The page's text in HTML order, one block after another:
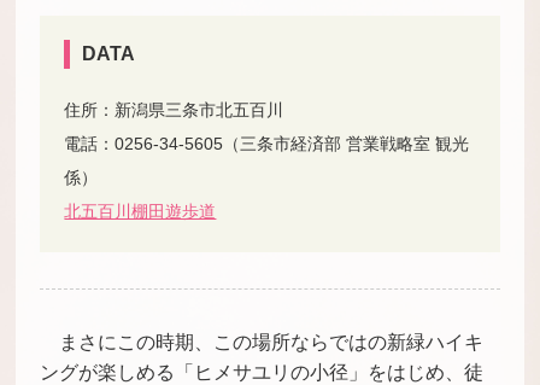
DATA
住所：新潟県三条市北五百川
電話：0256-34-5605（三条市経済部 営業戦略室 観光
係）
北五百川棚田遊歩道
まさにこの時期、この場所ならではの新緑ハイキ
ングが楽しめる「ヒメサユリの小径」をはじめ、徒